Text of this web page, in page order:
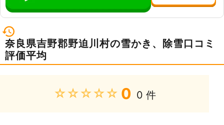
奈良県吉野郡野迫川村の雪かき、除雪口コミ
評価平均
★★★★★ 0 0 件